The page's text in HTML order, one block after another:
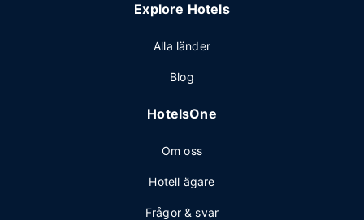
Explore Hotels
Alla länder
Blog
HotelsOne
Om oss
Hotell ägare
Frågor & svar